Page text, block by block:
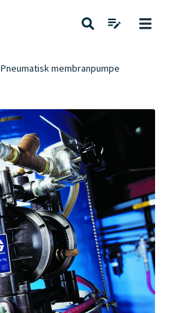
Pneumatisk membranpumpe